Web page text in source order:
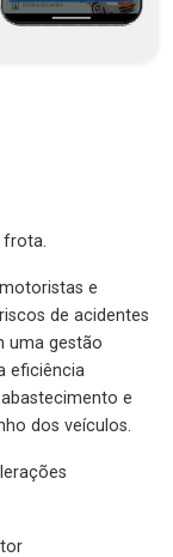
frota.
e
de acidentes
uma gestão
eficiência
e
dos veículos.